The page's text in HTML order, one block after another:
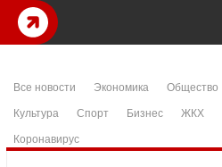
Все новости Экономика Общество
Культура
Спорт Бизнес ЖКХ
Коронавирус